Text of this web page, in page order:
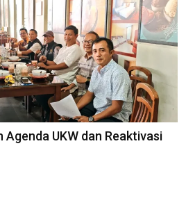
Agenda UKW dan Reaktivasi